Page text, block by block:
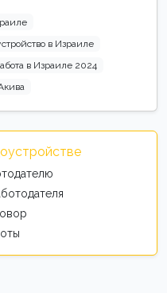
в Израиле
в Израиле 2024